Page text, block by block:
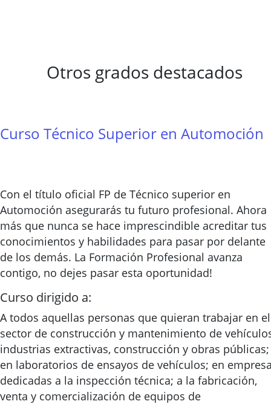
Otros grados destacados
Curso Técnico Superior en Automoción
Con el título oficial FP de Técnico superior en
Automoción asegurarás tu futuro profesional. Ahora
más que nunca se hace imprescindible acreditar tus
conocimientos y habilidades para pasar por delante
de los demás. La Formación Profesional avanza
contigo, no dejes pasar esta oportunidad!
Curso dirigido a:
A todos aquellas personas que quieran trabajar en el
sector de construcción y mantenimiento de
industrias extractivas, construcción y obras públicas;
en laboratorios de ensayos de vehículos; en
dedicadas a la inspección técnica; a la fabricación,
venta y comercialización de equipos de